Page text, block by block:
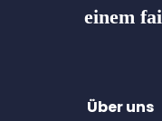
einem
Über uns